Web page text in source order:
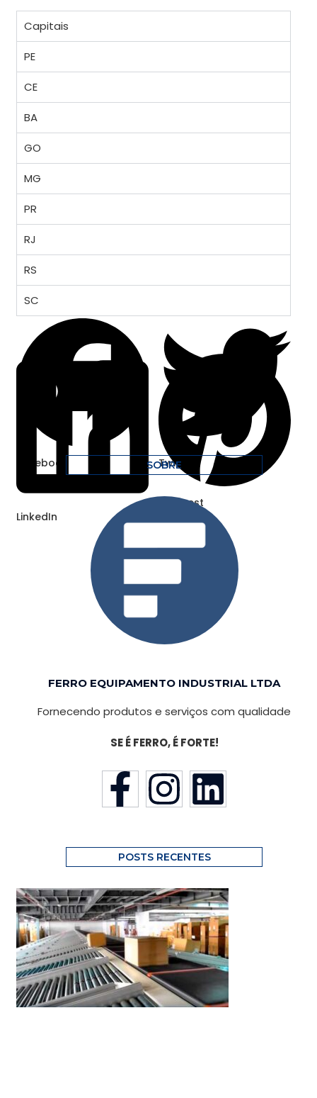
Facebook Twitter
LinkedIn
Pinterest
Capitais
PE
CE
BA
GO
MG
PR
RJ
RS
SC
SOBRE
FERRO EQUIPAMENTO INDUSTRIAL LTDA
Fornecendo produtos e serviços com qualidade
SE É FERRO, É FORTE!
POSTS RECENTES